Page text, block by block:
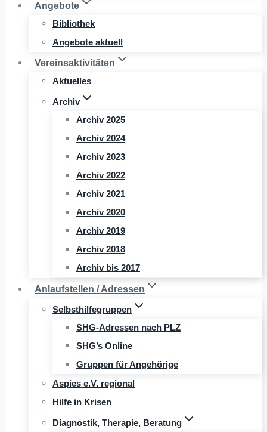
Angebote
Bibliothek
Angebote aktuell
Vereinsaktivitäten
Aktuelles
Archiv
Archiv 2025
Archiv 2024
Archiv 2023
Archiv 2022
Archiv 2021
Archiv 2020
Archiv 2019
Archiv 2018
Archiv bis 2017
Anlaufstellen / Adressen
Selbsthilfegruppen
SHG-Adressen nach PLZ
SHG’s Online
Gruppen für Angehörige
Aspies e.V. regional
Hilfe in Krisen
Diagnostik, Therapie, Beratung